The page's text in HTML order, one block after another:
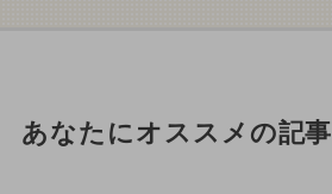
あなたにオススメの記事